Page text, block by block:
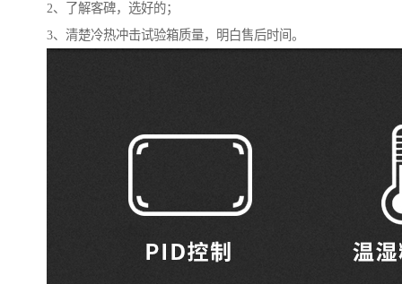
2、了解客碑，选好的；
3、清楚冷热冲击试验箱质量，明白售后时间。